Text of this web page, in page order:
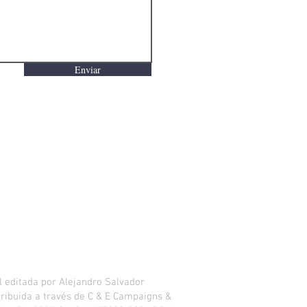
Enviar
editada por Alejandro Salvador
a través de C & E Campaigns &